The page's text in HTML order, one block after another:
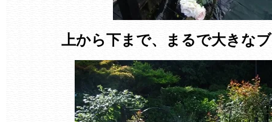
上から下まで、まるで大きな